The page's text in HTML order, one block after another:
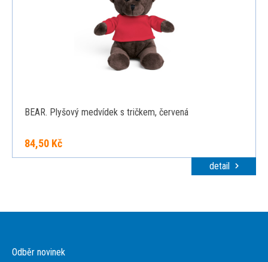
BEAR. Plyšový medvídek s tričkem, červená
84,50 Kč
detail
Odběr novinek